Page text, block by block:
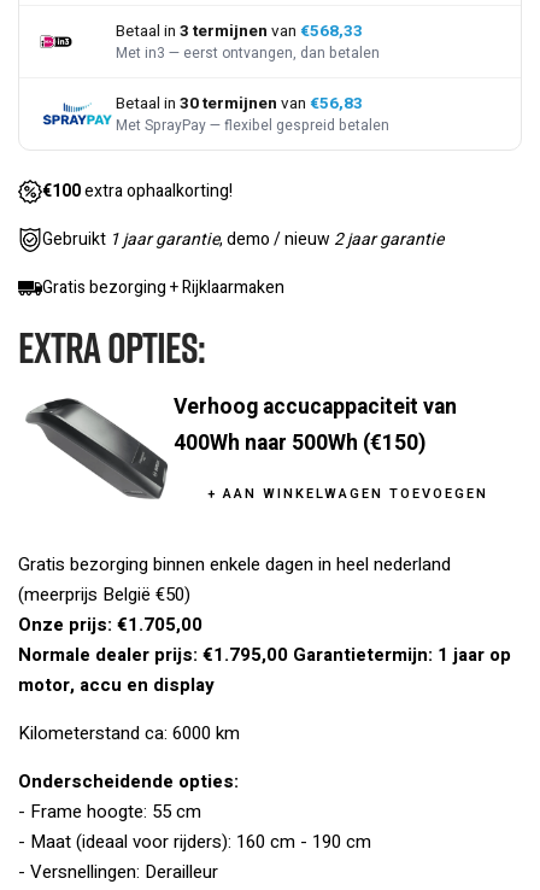
Betaal in 3 termijnen van €568,33
Met in3 — eerst ontvangen, dan betalen
Betaal in 30 termijnen van €56,83
Met SprayPay — flexibel gespreid betalen
€100extra ophaalkorting!
Gebruikt 1 jaar garantie, demo / nieuw 2 jaar garantie
Gratis bezorging + Rijklaarmaken
Extra Opties:
Verhoog accucappaciteit van
400Wh naar 500Wh (€150)
+ AAN WINKELWAGEN TOEVOEGEN
Gratis bezorging binnen enkele dagen in heel nederland
(meerprijs België €50)
Onze prijs: €1.705,00
Normale dealer prijs: €1.795,00 Garantietermijn: 1 jaar op
motor, accu en display
Kilometerstand ca: 6000 km
Onderscheidende opties:
- Frame hoogte: 55 cm
- Maat (ideaal voor rijders): 160 cm - 190 cm
- Versnellingen: Derailleur